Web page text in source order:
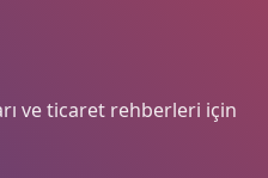
ve ticaret rehberleri için